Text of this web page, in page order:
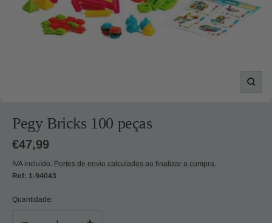
Zoom
Pegy Bricks 100 peças
Preço
promocional
€47,99
IVA incluído. Portes de envio calculados ao finalizar a compra.
Ref: 1-94043
Quantidade: